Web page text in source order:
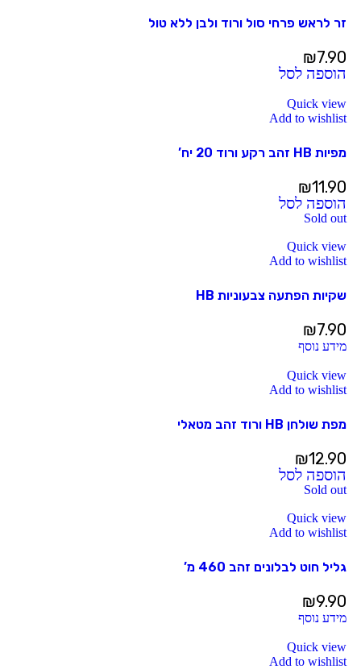
זר לראש פרחי סול ורוד ולבן ללא טול
₪7.90
הוספה לסל
Quick view
Add to wishlist
מפיות HB זהב רקע ורוד 20 יח’
₪11.90
הוספה לסל
Sold out
Quick view
Add to wishlist
שקיות הפתעה צבעוניות HB
₪7.90
מידע נוסף
Quick view
Add to wishlist
מפת שולחן HB ורוד זהב מטאלי
₪12.90
הוספה לסל
Sold out
Quick view
Add to wishlist
גליל חוט לבלונים זהב 460 מ’
₪9.90
מידע נוסף
Quick view
Add to wishlist